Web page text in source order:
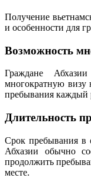
Получение
и особенности для
Возможность
Граждане
многократную визу
пребывания каждый
Длительность
Срок пребывания в
Абхазии обычно
продолжить
месте.